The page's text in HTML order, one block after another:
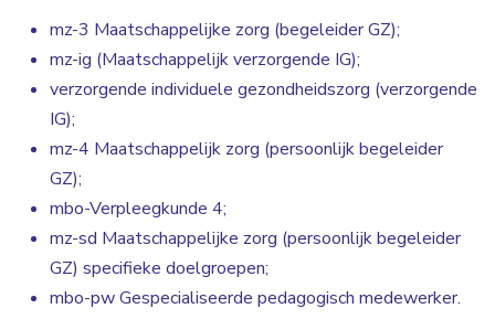
mz-3 Maatschappelijke zorg (begeleider GZ);
mz-ig (Maatschappelijk verzorgende IG);
verzorgende individuele gezondheidszorg (verzorgende
IG);
mz-4 Maatschappelijk zorg (persoonlijk begeleider
GZ);
mbo-Verpleegkunde 4;
mz-sd Maatschappelijke zorg (persoonlijk begeleider
GZ) specifieke doelgroepen;
mbo-pw Gespecialiseerde pedagogisch medewerker.